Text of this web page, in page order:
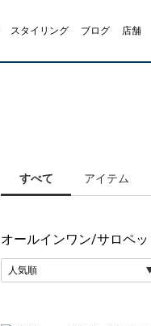
スタイリング ブログ 店舗
すべて アイテム
オールインワン/サロペ